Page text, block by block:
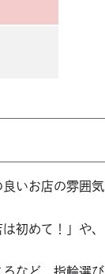
いお店の雰囲気
初めて！」や、